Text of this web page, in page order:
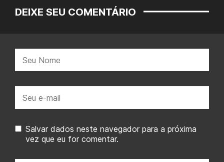
DEIXE SEU COMENTÁRIO
mail:
Salvar dados neste navegador para a próxima
vez que eu for comentar.